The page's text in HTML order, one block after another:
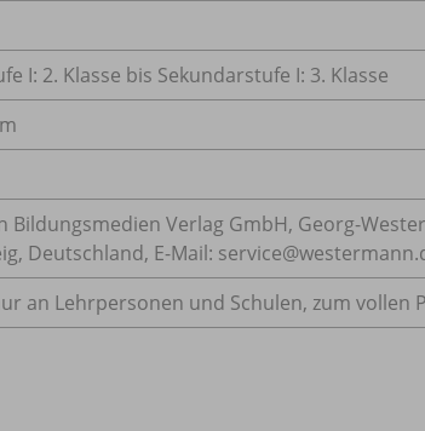
I: 2. Klasse bis Sekundarstufe I: 3. Klasse
Bildungsmedien Verlag GmbH, Georg-
Deutschland, E-Mail:
an Lehrpersonen und Schulen, zum vollen